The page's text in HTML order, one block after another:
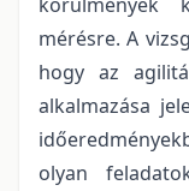
mérésre. A
hogy az
alkalmazása
olyan